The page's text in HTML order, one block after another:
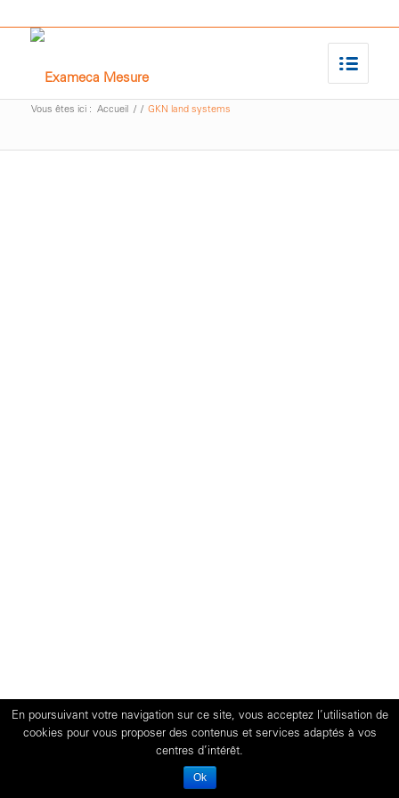
Vous êtes ici : Accueil / / GKN land systems
En poursuivant votre navigation sur ce site, vous acceptez l’utilisation de
cookies pour vous proposer des contenus et services adaptés à vos
centres d’intérêt.
Ok